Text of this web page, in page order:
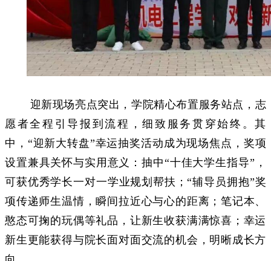
迎新现场亮点突出，学院精心布置服务站点，志
愿者全程引导报到流程，细致服务贯穿始终。其
中， “迎新大转盘”幸运抽奖活动成为现场焦点，奖项
设置兼具关怀与实用意义 ：抽中“十佳大学生指导”，
可获优秀学长一对一学业规划帮扶；“辅导员拥抱”奖
项传递师生温情，瞬间拉近心与心的距离；笔记本、
憨态可掬的玩偶等礼品，让新生收获满满惊喜；幸运
新生更能获得与院长面对面交流的机会，明晰成长方